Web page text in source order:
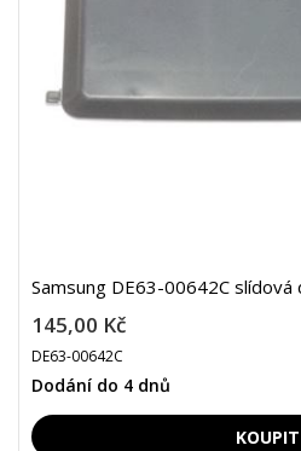
Samsung DE63-00642C
145,00 Kč
DE63-00642C
Dodání do 4 dnů